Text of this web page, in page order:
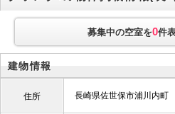
募集中の空室を0件
建物情報
住所 長崎県佐世保市浦川内町